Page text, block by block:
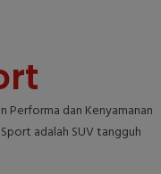
Performa dan Kenyamanan
adalah SUV tangguh